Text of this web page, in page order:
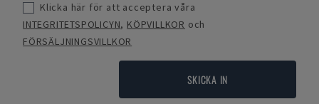
Klicka här för att acceptera våra
INTEGRITETSPOLICYN, KÖPVILLKOR och
FÖRSÄLJNINGSVILLKOR
SKICKA IN